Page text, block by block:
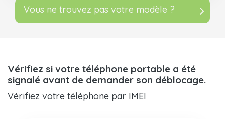
Vous ne trouvez pas votre modèle ?
Vérifiez si votre téléphone portable a été
signalé avant de demander son déblocage.
Vérifiez votre téléphone par IMEI